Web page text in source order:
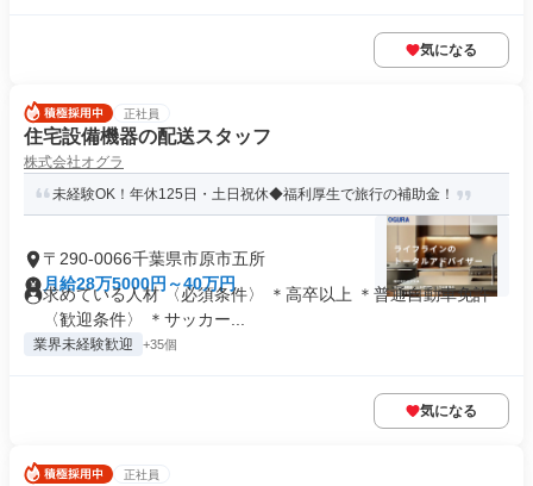
気になる
正社員
住宅設備機器の配送スタッフ
株式会社オグラ
未経験OK！年休125日・土日祝休◆福利厚生で旅行の補助金！
〒290-0066千葉県市原市五所
月給28万5000円～40万円
求めている人材 〈必須条件〉 ＊高卒以上 ＊普通自動車免許
〈歓迎条件〉 ＊サッカー...
業界未経験歓迎 +35個
気になる
正社員